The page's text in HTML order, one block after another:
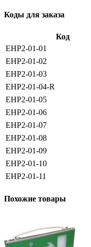
Коды для заказа
Код
EHP2-01-01
EHP2-01-02
EHP2-01-03
EHP2-01-04-R
EHP2-01-05
EHP2-01-06
EHP2-01-07
EHP2-01-08
EHP2-01-09
EHP2-01-10
EHP2-01-11
Похожие товары